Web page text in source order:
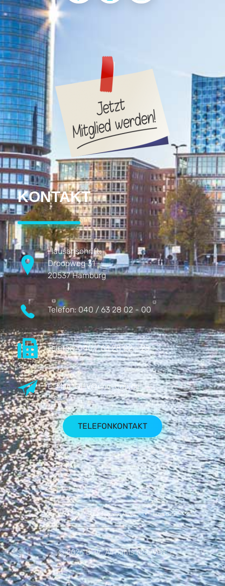
KONTAKT
Hausanschrift:
Droopweg 31
20537 Hamburg
Telefon: 040 / 63 28 02 - 00
Telefax:040 / 63 28 02 - 25
E-Mail:DHV@dhv-cgb.de
TELEFONKONTAKT
IMPRESSUM DATENSCHUTZERKLÄRUNG BILDRECHTE
© 2026 DHV. All rights reserved.